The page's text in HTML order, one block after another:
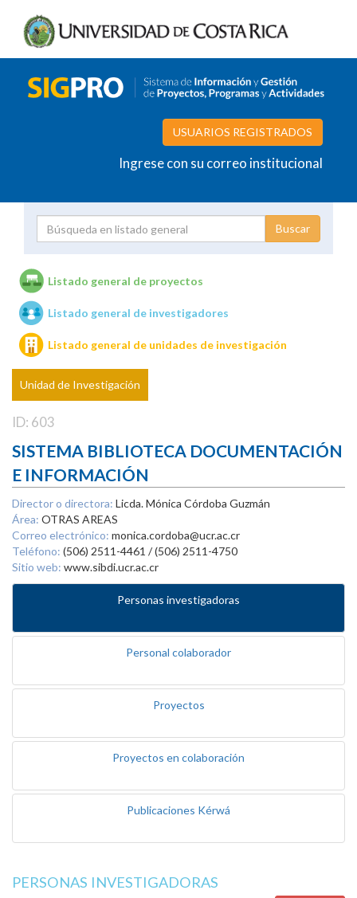
USUARIOS REGISTRADOS
Ingrese con su correo institucional
Unidades de investigación
Listado general de proyectos
Listado general de investigadores
Listado general de unidades de investigación
Unidad de Investigación
ID: 603
SISTEMA BIBLIOTECA DOCUMENTACIÓN
E INFORMACIÓN
Director o directora: Licda. Mónica Córdoba Guzmán
Área: OTRAS AREAS
Correo electrónico: monica.cordoba@ucr.ac.cr
Teléfono: (506) 2511-4461 / (506) 2511-4750
Sitio web: www.sibdi.ucr.ac.cr
Personas investigadoras
Personal colaborador
Proyectos
Proyectos en colaboración
Publicaciones Kérwá
PERSONAS INVESTIGADORAS